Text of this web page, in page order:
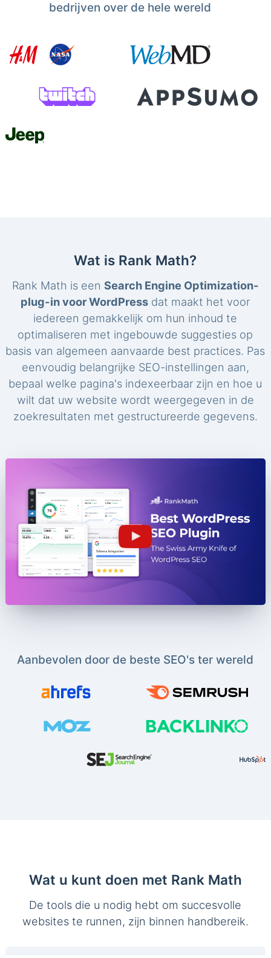
bedrijven over de hele wereld
Wat is Rank Math?
Rank Math is een Search Engine Optimization-
plug-in voor WordPress dat maakt het voor
iedereen gemakkelijk om hun inhoud te
optimaliseren met ingebouwde suggesties op
basis van algemeen aanvaarde best practices. Pas
eenvoudig belangrijke SEO-instellingen aan,
bepaal welke pagina's indexeerbaar zijn en hoe u
wilt dat uw website wordt weergegeven in de
zoekresultaten met gestructureerde gegevens.
Aanbevolen door de beste SEO's ter wereld
Wat u kunt doen met Rank Math
De tools die u nodig hebt om succesvolle
websites te runnen, zijn binnen handbereik.